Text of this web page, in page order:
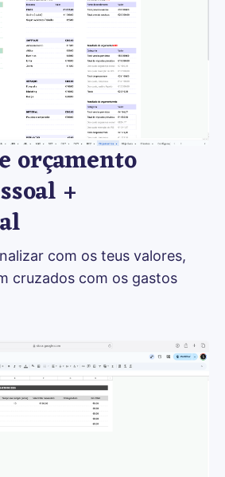
orçamento
+
com os teus valores,
cruzados com os gastos